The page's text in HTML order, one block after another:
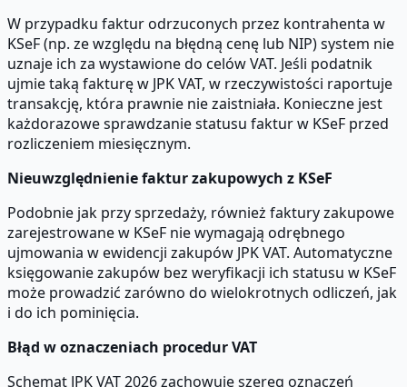
W przypadku faktur odrzuconych przez kontrahenta w
KSeF (np. ze względu na błędną cenę lub NIP) system nie
uznaje ich za wystawione do celów VAT. Jeśli podatnik
ujmie taką fakturę w JPK VAT, w rzeczywistości raportuje
transakcję, która prawnie nie zaistniała. Konieczne jest
każdorazowe sprawdzanie statusu faktur w KSeF przed
rozliczeniem miesięcznym.
Nieuwzględnienie faktur zakupowych z KSeF
Podobnie jak przy sprzedaży, również faktury zakupowe
zarejestrowane w KSeF nie wymagają odrębnego
ujmowania w ewidencji zakupów JPK VAT. Automatyczne
księgowanie zakupów bez weryfikacji ich statusu w KSeF
może prowadzić zarówno do wielokrotnych odliczeń, jak
i do ich pominięcia.
Błąd w oznaczeniach procedur VAT
Schemat JPK VAT 2026 zachowuje szereg oznaczeń